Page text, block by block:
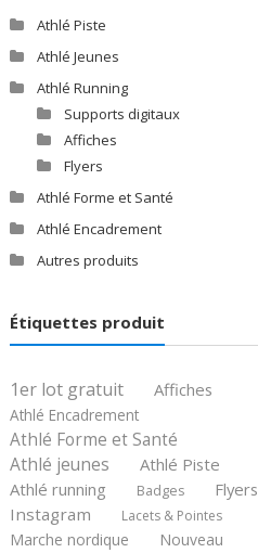
Athlé Piste
Athlé Jeunes
Athlé Running
Supports digitaux
Affiches
Flyers
Athlé Forme et Santé
Athlé Encadrement
Autres produits
Étiquettes produit
1er lot gratuit Affiches
Athlé Encadrement
Athlé Forme et Santé
Athlé jeunes
Athlé Piste
Athlé running
Badges
Flyers
Instagram
Lacets & Pointes
Marche nordique Nouveau